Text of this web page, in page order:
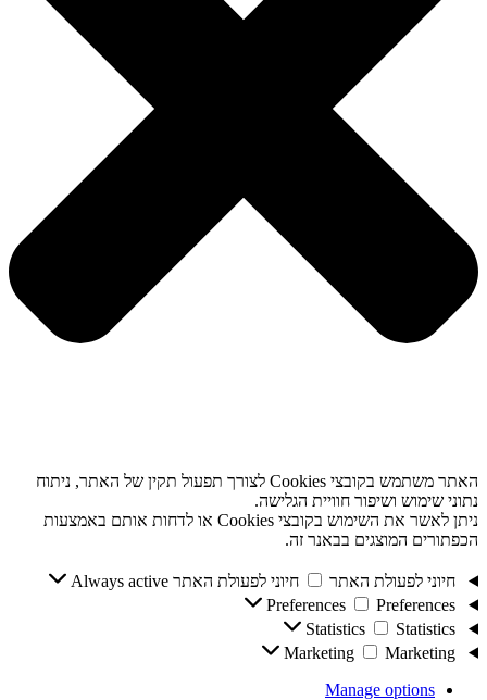
האתר משתמש בקובצי Cookies לצורך תפעול תקין של האתר, ניתוח
נתוני שימוש ושיפור חוויית הגלישה.
ניתן לאשר את השימוש בקובצי Cookies או לדחות אותם באמצעות
הכפתורים המוצגים בבאנר זה.
חיוני לפעולת האתר חיוני לפעולת האתר Always active
Preferences
Preferences
Statistics
Statistics
Marketing
Marketing
Manage options